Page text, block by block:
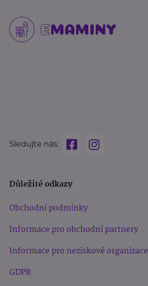
Sledujte nás:
Důležité odkazy
Obchodní podmínky
Informace pro obchodní partnery
Informace pro neziskové organizace
GDPR